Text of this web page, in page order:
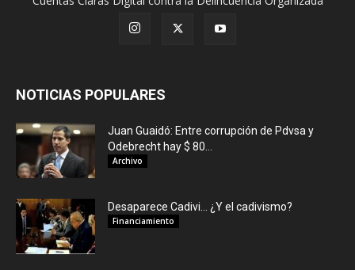
NOTICIAS POPULARES
Juan Guaidó: Entre corrupción de Pdvsa y
Odebrecht hay $ 80...
Archivo
Desaparece Cadivi… ¿Y el cadivismo?
Financiamiento